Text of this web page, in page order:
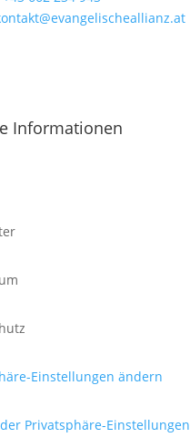
Informationen
Einstellungen ändern
Privatsphäre-Einstellungen